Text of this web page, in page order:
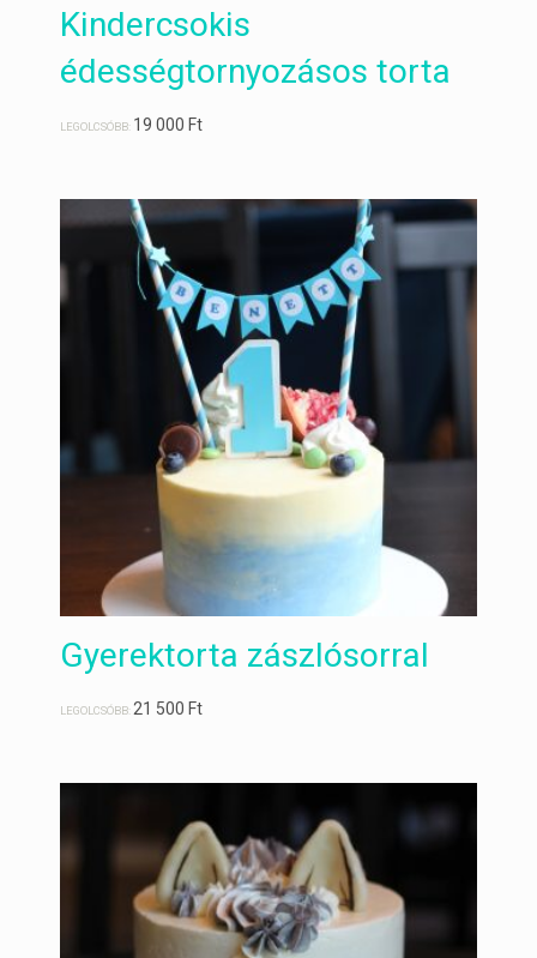
Kindercsokis
édességtornyozásos torta
LEGOLCSÓBB: 19 000Ft
Gyerektorta zászlósorral
LEGOLCSÓBB:21 500Ft